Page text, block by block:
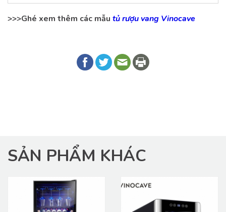
>>>Ghé xem thêm các mẫu tủ rượu vang Vinocave
SẢN PHẨM KHÁC